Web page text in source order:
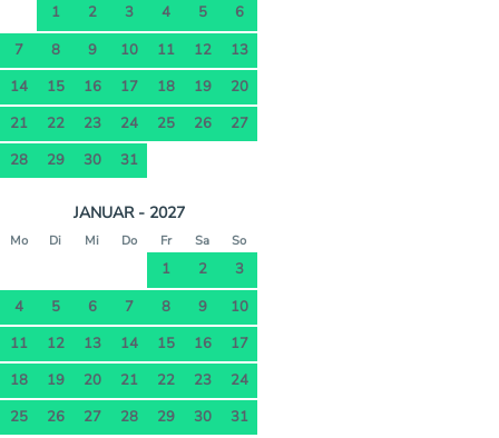
1 2 3 4 5
6
7
8 9 10 11 12
13
14
15 16 17 18 19
20
21
22 23 24 25 26
27
28
29 30 31
JANUAR - 2027
Mo Di Mi Do Fr Sa So
1 2
3
4
5 6 7 8 9
10
11
12 13 14 15 16
17
18
19 20 21 22 23
24
25
26 27 28 29 30 31